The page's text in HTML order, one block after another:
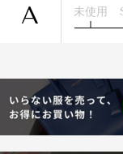
A 未使用